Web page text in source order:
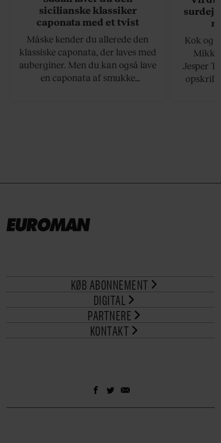
sicilianske klassiker
caponata med et tvist
Måske kender du allerede den
klassiske caponata, der laves med
auberginer. Men du kan også lave
en caponata af smukke
Kok og
Jesper
opskrift
KØB ABONNEMENT
DIGITAL
PARTNERE
KONTAKT